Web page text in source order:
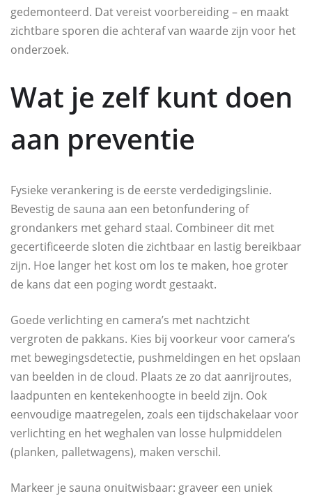
gedemonteerd. Dat vereist voorbereiding – en maakt
zichtbare sporen die achteraf van waarde zijn voor het
onderzoek.
Wat je zelf kunt doen
aan preventie
Fysieke verankering is de eerste verdedigingslinie.
Bevestig de sauna aan een betonfundering of
grondankers met gehard staal. Combineer dit met
gecertificeerde sloten die zichtbaar en lastig bereikbaar
zijn. Hoe langer het kost om los te maken, hoe groter
de kans dat een poging wordt gestaakt.
Goede verlichting en camera’s met nachtzicht
vergroten de pakkans. Kies bij voorkeur voor camera’s
met bewegingsdetectie, pushmeldingen en het opslaan
van beelden in de cloud. Plaats ze zo dat aanrijroutes,
laadpunten en kentekenhoogte in beeld zijn. Ook
eenvoudige maatregelen, zoals een tijdschakelaar voor
verlichting en het weghalen van losse hulpmiddelen
(planken, palletwagens), maken verschil.
Markeer je sauna onuitwisbaar: graveer een uniek